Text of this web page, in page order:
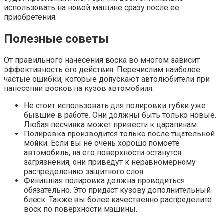
использовать на новой машине сразу после ее
приобретения.
Полезные советы
От правильного нанесения воска во многом зависит
эффективность его действия. Перечислим наиболее
частые ошибки, которые допускают автолюбители при
нанесении восков на кузов автомобиля.
Не стоит использовать для полировки губки уже
бывшие в работе. Они должны быть только новые.
Любая песчинка может привести к царапинам.
Полировка производится только после тщательной
мойки. Если вы не очень хорошо помоете
автомобиль, на его поверхности останутся
загрязнения, они приведут к неравномерному
распределению защитного слоя.
Финишная полировка должна проводиться
обязательно. Это придаст кузову дополнительный
блеск. Также вы более качественно распределите
воск по поверхности машины.